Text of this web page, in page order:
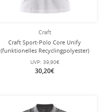
Craft
Craft Sport-Polo Core Unify
(funktionelles Recyclingpolyester)
weiss Damen
UVP: 39,90€
30,20€